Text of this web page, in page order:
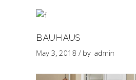
BAUHAUS
May 3, 2018 by admin